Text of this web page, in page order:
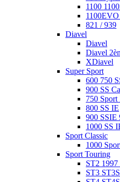
1100
821 / 939
Diavel
Diavel
Diavel
XDiavel
Super Sport
600 750
900 SS
750 Sport
800 SS IE
900 SSIE
1000 SS
Sport Classic
1000
Sport Touring
ST2 1997
ST3